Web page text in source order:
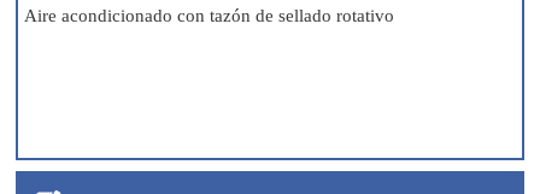
Aire acondicionado con tazón de sellado rotativo